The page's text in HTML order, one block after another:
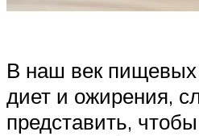
В наш век пищевых
диет и ожирения,
представить,